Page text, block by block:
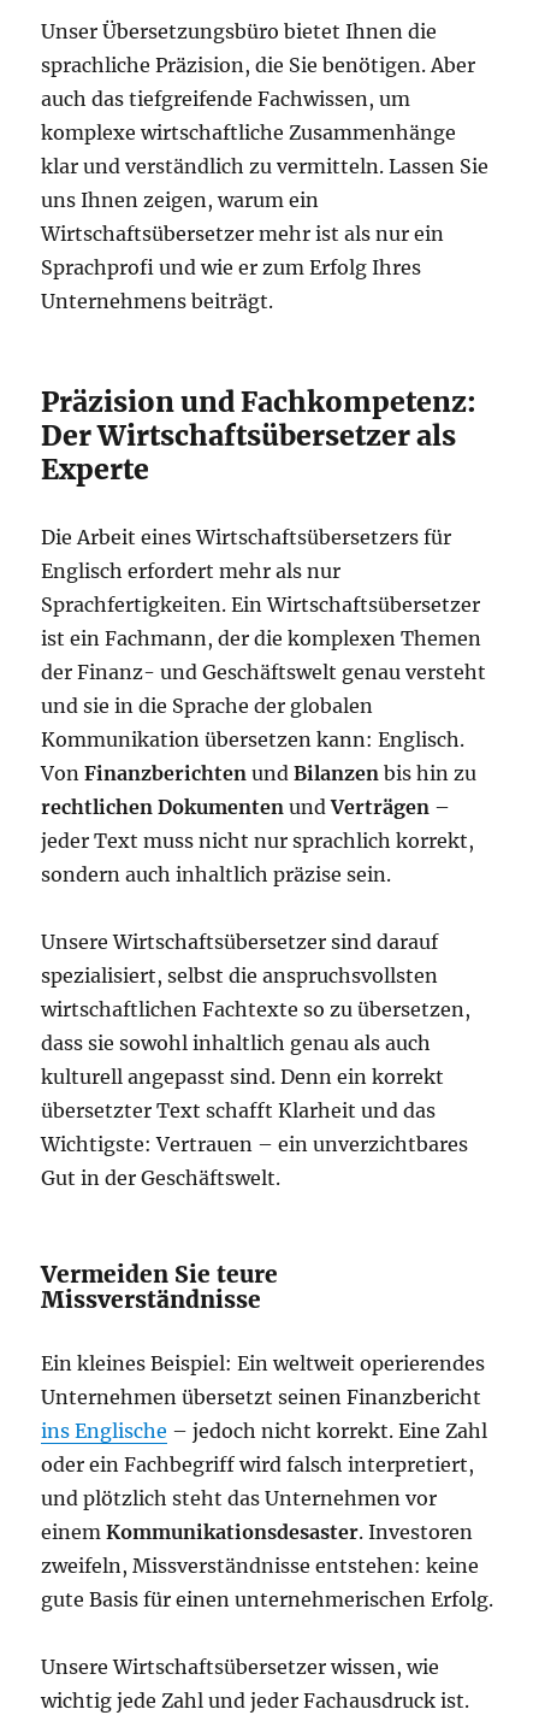
Unser Übersetzungsbüro bietet Ihnen die
sprachliche Präzision, die Sie benötigen. Aber
auch das tiefgreifende Fachwissen, um
komplexe wirtschaftliche Zusammenhänge
klar und verständlich zu vermitteln. Lassen Sie
uns Ihnen zeigen, warum ein
Wirtschaftsübersetzer mehr ist als nur ein
Sprachprofi und wie er zum Erfolg Ihres
Unternehmens beiträgt.
Präzision und Fachkompetenz:
Der Wirtschaftsübersetzer als
Experte
Die Arbeit eines Wirtschaftsübersetzers für
Englisch erfordert mehr als nur
Sprachfertigkeiten. Ein Wirtschaftsübersetzer
ist ein Fachmann, der die komplexen Themen
der Finanz- und Geschäftswelt genau versteht
und sie in die Sprache der globalen
Kommunikation übersetzen kann: Englisch.
VonFinanzberichten undBilanzen bis hin zu
rechtlichen Dokumenten undVerträgen –
jeder Text muss nicht nur sprachlich korrekt,
sondern auch inhaltlich präzise sein.
Unsere Wirtschaftsübersetzer sind darauf
spezialisiert, selbst die anspruchsvollsten
wirtschaftlichen Fachtexte so zu übersetzen,
dass sie sowohl inhaltlich genau als auch
kulturell angepasst sind. Denn ein korrekt
übersetzter Text schafft Klarheit und das
Wichtigste: Vertrauen – ein unverzichtbares
Gut in der Geschäftswelt.
Vermeiden Sie teure
Missverständnisse
Ein kleines Beispiel: Ein weltweit operierendes
Unternehmen übersetzt seinen Finanzbericht
ins Englische – jedoch nicht korrekt. Eine Zahl
oder ein Fachbegriff wird falsch interpretiert,
und plötzlich steht das Unternehmen vor
einemKommunikationsdesaster. Investoren
zweifeln, Missverständnisse entstehen: keine
gute Basis für einen unternehmerischen Erfolg.
Unsere Wirtschaftsübersetzer wissen, wie
wichtig jede Zahl und jeder Fachausdruck ist.